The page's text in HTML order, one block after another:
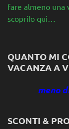
fare almeno una
scoprilo qui…
QUANTO MI
VACANZA A
meno
SCONTI &